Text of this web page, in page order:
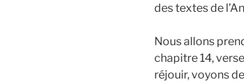
des textes de
Nous allons
chapitre 14,
réjouir, voyons